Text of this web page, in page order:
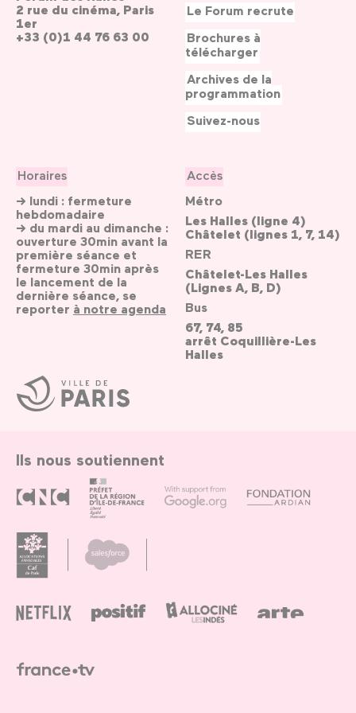
Ville
de
Paris
2 rue du cinéma, Paris
1er
+33 (0)1 44 76 63 00
Horaires
→ lundi : fermeture
hebdomadaire
→ du mardi au dimanche :
ouverture 30min avant la
première séance et
fermeture 30min après
le lancement de la
dernière séance, se
reporter à notre agenda
Accès
Métro
Les Halles (ligne 4)
Châtelet (lignes 1, 7, 14)
RER
Châtelet-Les Halles
(Lignes A, B, D)
Bus
67, 74, 85
arrêt Coquillière-Les
Halles
Le Forum recrute
Brochures à
télécharger
Archives de la
programmation
Suivez-nous
Ils nous soutiennent